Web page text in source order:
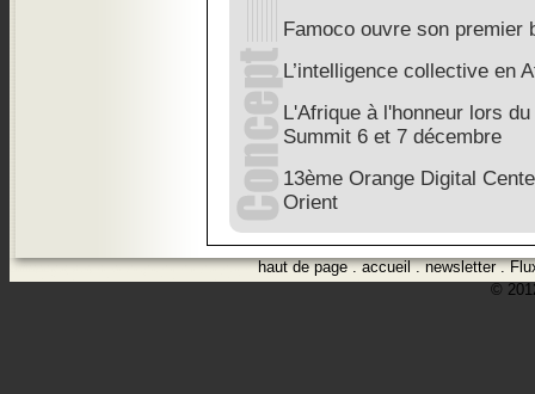
Famoco ouvre son premier
L’intelligence collective en
L'Afrique à l'honneur lors
Summit 6 et 7 décembre
13ème Orange Digital
Orient
haut de page.accueil.newsletter.
©